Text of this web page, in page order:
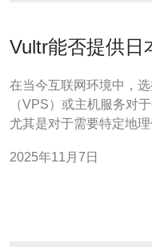
Vultr能否提供日
在当今互联网环境中，
（VPS）或主机服务对
尤其是对于需要特定地
析Vultr是否能够提供日
2025年11月7日